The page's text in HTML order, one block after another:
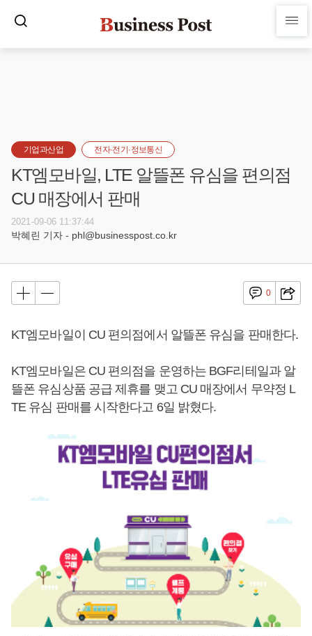
기업과산업 전자·전기·정보통신
KT엠모바일, LTE 알뜰폰 유심을 편의점
CU 매장에서 판매
2021-09-06 11:37:44
박혜린 기자 - phl@businesspost.co.kr
0
KT엠모바일이 CU 편의점에서 알뜰폰 유심을 판매한다.
KT엠모바일은 CU 편의점을 운영하는 BGF리테일과 알
뜰폰 유심상품 공급 제휴를 맺고 CU 매장에서 무약정 L
TE 유심 판매를 시작한다고 6일 밝혔다.